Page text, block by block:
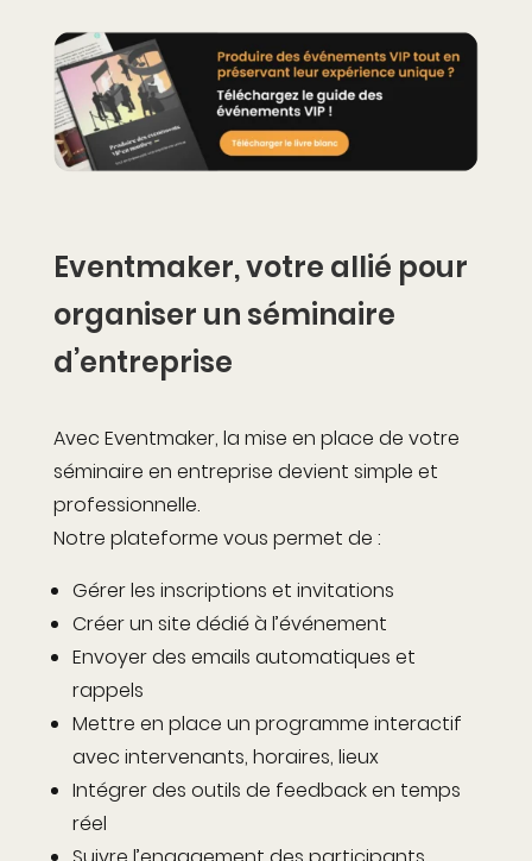
Eventmaker, votre allié pour
organiser un séminaire
d’entreprise
Avec Eventmaker, la mise en place de votre
séminaire en entreprise devient simple et
professionnelle.
Notre plateforme vous permet de :
Gérer les inscriptions et invitations
Créer un site dédié à l’événement
Envoyer des emails automatiques et
rappels
Mettre en place un programme interactif
avec intervenants, horaires, lieux
Intégrer des outils de feedback en temps
réel